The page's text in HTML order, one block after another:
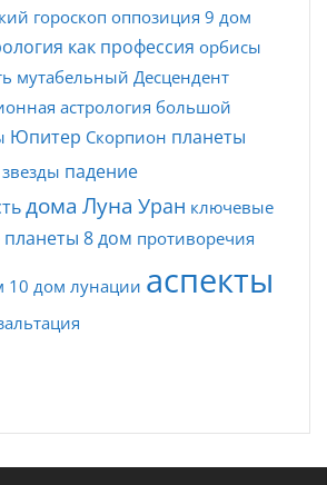
гороскоп оппозиция 9 дом
как профессия орбисы
мутабельный Десцендент
астрология большой
Юпитер Скорпион планеты
звезды падение
дома Луна Уран ключевые
8 дом противоречия
10 дом лунации аспекты